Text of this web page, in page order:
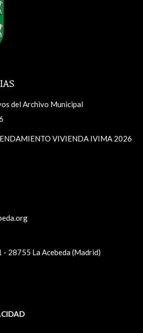
del Archivo Municipal
VIVIENDA IVIMA 2026
- 28755 La Acebeda (Madrid)